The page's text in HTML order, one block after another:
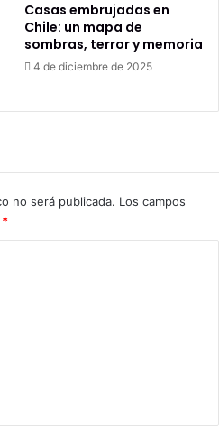
Casas embrujadas en
Chile: un mapa de
sombras, terror y memoria
4 de diciembre de 2025
no será publicada. Los campos
*